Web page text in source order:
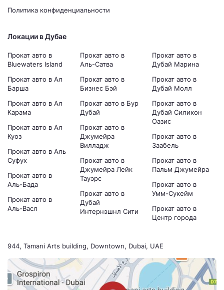
944, Tamani Arts building, Downtown, Dubai, UAE
Политика конфиденциальности
Локации в Дубае
Прокат авто в
Bluewaters Island
Прокат авто в Ал
Барша
Прокат авто в Ал
Карама
Прокат авто в Ал
Куоз
Прокат авто в Аль
Суфух
Прокат авто в
Аль-Бада
Прокат авто в
Аль-Васл
Прокат авто в
Аль-Сатва
Прокат авто в
Бизнес Бэй
Прокат авто в Бур
Дубай
Прокат авто в
Джумейра
Вилладж
Прокат авто в
Джумейра Лейк
Тауэрс
Прокат авто в
Дубай
Интернэшнл Сити
Прокат авто в
Дубай Марина
Прокат авто в
Дубай Молл
Прокат авто в
Дубай Силикон
Оазис
Прокат авто в
Заабель
Прокат авто в
Пальм Джумейра
Прокат авто в
Умм-Сукейм
Прокат авто в
Центр города